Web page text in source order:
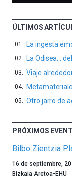
ÚLTIMOS
La ingesta
La Odisea…
Viaje
Otro jarro de
PRÓXIMOS
Bilbo Zientzia
Un
año
16 de septiembre,
Bizkaia Aretoa-EHU